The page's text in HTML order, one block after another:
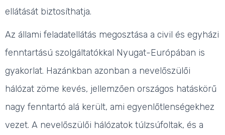
ellátását biztosíthatja.
Az állami feladatellátás megosztása a civil és egyházi
fenntartású szolgáltatókkal Nyugat-Európában is
gyakorlat. Hazánkban azonban a nevelőszülői
hálózat zöme kevés, jellemzően országos hatáskörű
nagy fenntartó alá került, ami egyenlőtlenségekhez
vezet. A nevelőszülői hálózatok túlzsúfoltak, és a